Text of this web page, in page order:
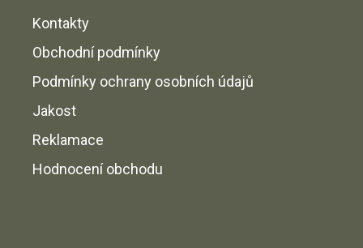
Kontakty
Obchodní podmínky
Podmínky ochrany osobních údajů
Jakost
Reklamace
Hodnocení obchodu